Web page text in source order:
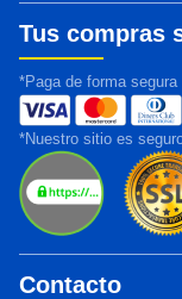
Tus compras
*Paga de forma segura
*Nuestro sitio es
Contacto